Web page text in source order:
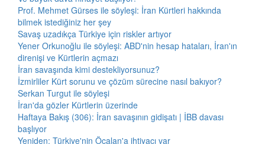
Prof. Mehmet Gürses ile söyleşi: İran Kürtleri hakkında
bilmek istediğiniz her şey
Savaş uzadıkça Türkiye için riskler artıyor
Yener Orkunoğlu ile söyleşi: ABD'nin hesap hataları, İran'ın
direnişi ve Kürtlerin açmazı
İran savaşında kimi destekliyorsunuz?
İzmirliler Kürt sorunu ve çözüm sürecine nasıl bakıyor?
Serkan Turgut ile söyleşi
İran'da gözler Kürtlerin üzerinde
Haftaya Bakış (306): İran savaşının gidişatı | İBB davası
başlıyor
Yeniden: Türkiye'nin Öcalan'a ihtiyacı var